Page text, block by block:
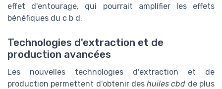
effet d'entourage, qui pourrait amplifier les effets
bénéfiques du c b d.
Technologies d'extraction et de
production avancées
Les nouvelles technologies d'extraction et de
production permettent d'obtenir deshuiles cbd de plus